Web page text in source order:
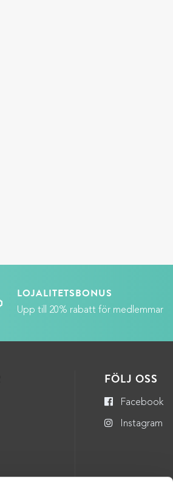
LOJALITETSBONUS
Upp till 20% rabatt för medlemmar
FÖLJ OSS
Facebook
Instagram